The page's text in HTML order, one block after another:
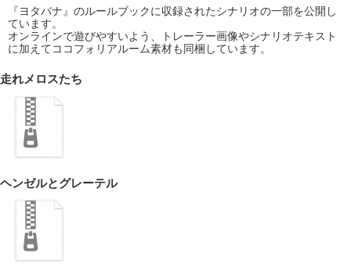
『ヨタバナ』のルールブックに収録されたシナリオの一部を公開し
ています。
オンラインで遊びやすいよう、トレーラー画像やシナリオテキスト
に加えてココフォリアルーム素材も同梱しています。
走れメロスたち
ヘンゼルとグレーテル